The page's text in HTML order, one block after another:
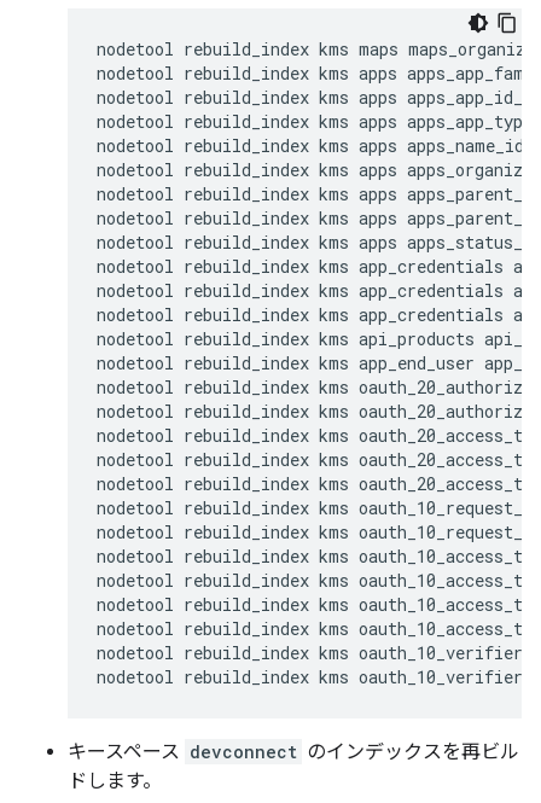
nodetool rebuild_index kms maps
nodetool rebuild_index kms apps
nodetool rebuild_index kms apps
nodetool rebuild_index kms apps
nodetool rebuild_index kms apps apps_name_idx
nodetool rebuild_index kms apps
nodetool rebuild_index kms apps
nodetool rebuild_index kms apps
nodetool rebuild_index kms apps
nodetool rebuild_index kms app_credentials
nodetool rebuild_index kms app_credentials
nodetool rebuild_index kms app_credentials
nodetool rebuild_index kms api_products
nodetool rebuild_index kms app_end_user
nodetool rebuild_index kms
nodetool rebuild_index kms
nodetool rebuild_index kms
nodetool rebuild_index kms
nodetool rebuild_index kms
nodetool rebuild_index kms
nodetool rebuild_index kms
nodetool rebuild_index kms
nodetool rebuild_index kms
nodetool rebuild_index kms
nodetool rebuild_index kms
nodetool rebuild_index kms oauth_10_verifiers
nodetool rebuild_index kms
キースペース devconnect のインデックスを再ビル
ドします。